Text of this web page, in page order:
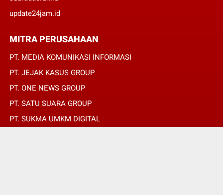
update24jam.id
MITRA PERUSAHAAN
PT. MEDIA KOMUNIKASI INFORMASI
PT. JEJAK KASUS GROUP
PT. ONE NEWS GROUP
PT. SATU SUARA GROUP
PT. SUKMA UMKM DIGITAL